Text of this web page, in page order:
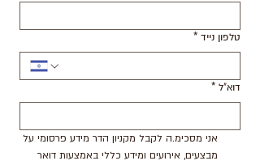
טלפון נייד *
דוא"ל *